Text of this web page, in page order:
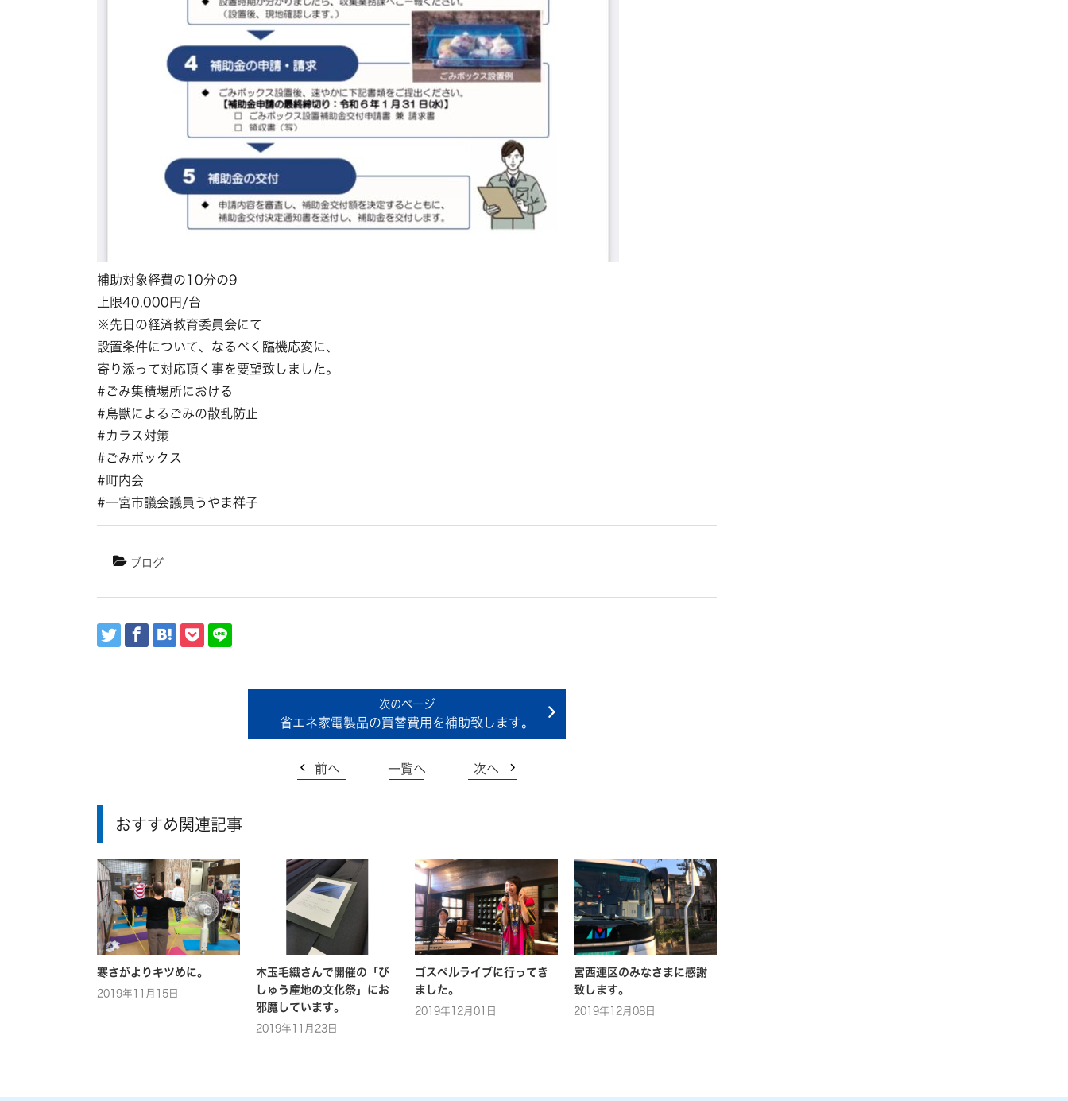
補助対象経費の10分の9
上限40.000円/台
※先日の経済教育委員会にて
設置条件について、なるべく臨機応変に、
寄り添って対応頂く事を要望致しました。
#ごみ集積場所における
#鳥獣によるごみの散乱防止
#カラス対策
#ごみボックス
#町内会
#一宮市議会議員うやま祥子
ブログ
省エネ家電製品の買替費用を補助致します。
前へ 一覧へ 次へ
おすすめ関連記事
寒さがよりキツめに。
2019年11月15日
木玉毛織さんで開催の「び
しゅう産地の文化祭」にお
邪魔しています。
2019年11月23日
ゴスペルライブに行ってき
ました。
2019年12月01日
宮西連区のみなさまに感謝
致します。
2019年12月08日